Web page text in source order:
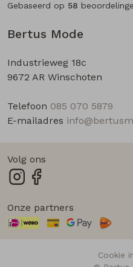
Bertus Mode
Industrieweg 18c
9672 AR Winschoten
Telefoon 085 070 5879
E-mailadres
Gebaseerd op 58
Volg ons
Onze partners
Cookie